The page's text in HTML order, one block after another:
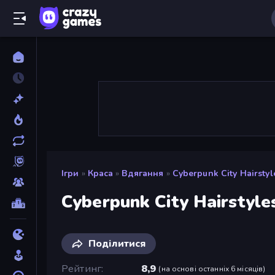
Ігри » Краса » Вдягання » Cyberpunk City
Cyberpunk City
Поділитися
Рейтинг
8,9 (на основі останніх 6 місяців)